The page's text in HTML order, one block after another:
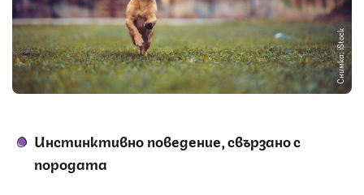
Снимка: iStock
Инстинктивно поведение, свързано с
породата